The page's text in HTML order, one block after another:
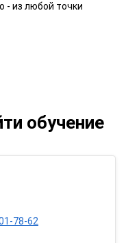
- из любой точки
обучение
78-62